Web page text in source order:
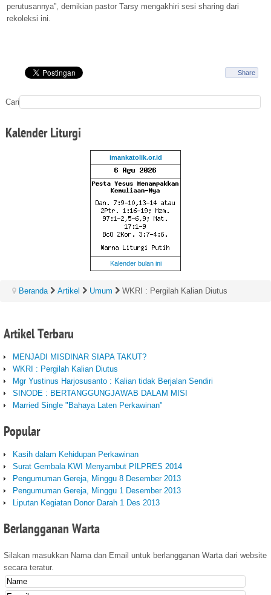
perutusannya”, demikian pastor Tarsy mengakhiri sesi sharing dari
rekoleksi ini.
Share
Cari
KalenderLiturgi
imankatolik.or.id
Kalender bulan ini
Beranda Artikel Umum WKRI : Pergilah Kalian Diutus
ArtikelTerbaru
MENJADI MISDINAR SIAPA TAKUT?
WKRI : Pergilah Kalian Diutus
Mgr Yustinus Harjosusanto : Kalian tidak Berjalan Sendiri
SINODE : BERTANGGUNGJAWAB DALAM MISI
Married Single "Bahaya Laten Perkawinan"
Popular
Kasih dalam Kehidupan Perkawinan
Surat Gembala KWI Menyambut PILPRES 2014
Pengumuman Gereja, Minggu 8 Desember 2013
Pengumuman Gereja, Minggu 1 Desember 2013
Liputan Kegiatan Donor Darah 1 Des 2013
Berlangganan Warta
Silakan masukkan Nama dan Email untuk berlangganan Warta dari website
secara teratur.